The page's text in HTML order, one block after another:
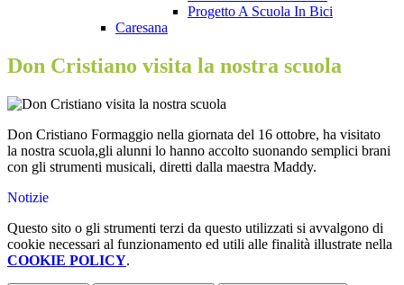
Progetto A Scuola In Bici
Caresana
Don Cristiano visita la nostra scuola
Don Cristiano Formaggio nella giornata del 16 ottobre, ha visitato
la nostra scuola,gli alunni lo hanno accolto suonando semplici brani
con gli strumenti musicali, diretti dalla maestra Maddy.
Notizie
Questo sito o gli strumenti terzi da questo utilizzati si avvalgono di
cookie necessari al funzionamento ed utili alle finalità illustrate nella
COOKIE POLICY.